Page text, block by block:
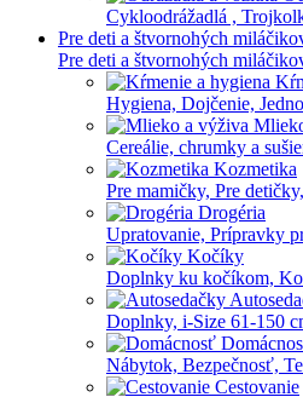
Cykloodrážadlá ,
Pre deti a štvornohých
Pre deti a štvornohých
Hygiena, Dojčenie,
Cereálie, chrumky a
Kozmetika
Pre mamičky, Pre detičky,
Drogéria
Upratovanie, Prípravky
Kočíky
Doplnky ku kočíkom,
Doplnky, i-Size 61-150
Nábytok, Bezpečnosť,
Cestovanie